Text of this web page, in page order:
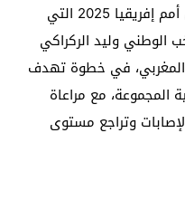
في إطار التحضيرات المكثفة لكأس أمم إفريقيا 2025 التي
الوطني وليد الركراكي
المغربي، في خطوة تهدف
المجموعة، مع مراعاة
وتراجع مستوى